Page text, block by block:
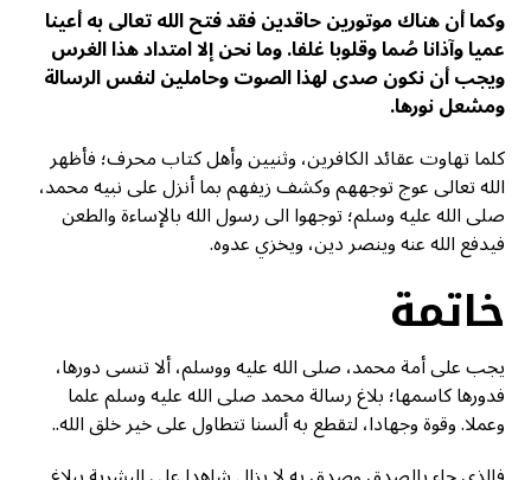
وكما أن هناك موتورين حاقدين فقد فتح الله تعالى به أعينا
عميا وآذانا صُما وقلوبا غلفا. وما نحن إلا امتداد هذا الغرس
ويجب أن نكون صدى لهذا الصوت وحاملين لنفس الرسالة
ومشعل نورها.
كلما تهاوت عقائد الكافرين، وثنيين وأهل كتاب محرف؛ فأظهر
الله تعالى عوج توجههم وكشف زيفهم بما أنزل على نبيه محمد،
صلى الله عليه وسلم؛ توجهوا الى رسول الله بالإساءة والطعن
فيدفع الله عنه وينصر دين، ويخزي عدوه.
خاتمة
يجب على أمة محمد، صلى الله عليه ووسلم، ألا تنسى دورها،
فدورها كاسمها؛ بلاغ رسالة محمد صلى الله عليه وسلم علما
وعملا. وقوة وجهادا، لتقطع به ألسنا تتطاول على خير خلق الله..